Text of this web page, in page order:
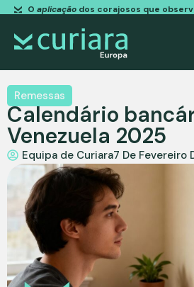
O aplicaçãodos corajosos que
Remessas
Calendário
Venezuela 2025
Equipa de Curiara7 De Fevereiro